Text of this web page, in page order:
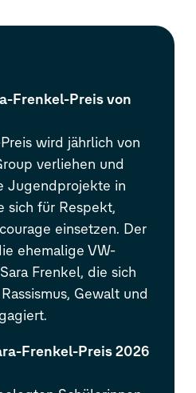
Frenkel-Preis von
wird jährlich von
verliehen und
Jugendprojekte in
sich für Respekt,
einsetzen. Der
ehemalige VW-
Frenkel, die sich
Gewalt und
Frenkel-Preis 2026